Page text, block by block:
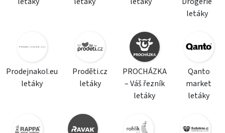
letáky
Prodejnakol.eu
letáky
Proděti.cz
letáky
PROCHÁZKA
– Váš řezník
letáky
Qanto
market
letáky